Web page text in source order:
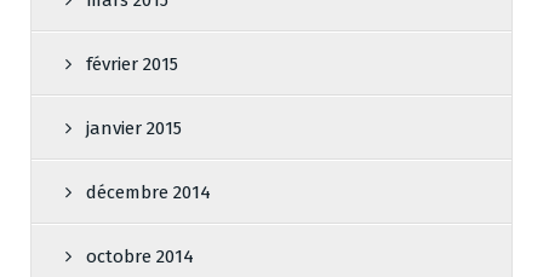
février 2015
janvier 2015
décembre 2014
octobre 2014